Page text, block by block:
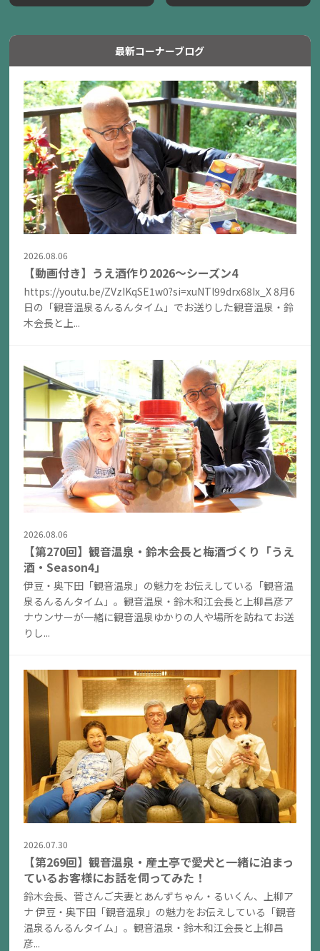
最新コーナーブログ
2026.08.06
【動画付き】うえ酒作り2026～シーズン4
https://youtu.be/ZVzIKqSE1w0?si=xuNTl99drx68Ix_X 8月6
日の「観音温泉るんるんタイム」でお送りした観音温泉・鈴
木会長と上...
2026.08.06
【第270回】観音温泉・鈴木会長と梅酒づくり「うえ
酒・Season4」
伊豆・奥下田「観音温泉」の魅力をお伝えしている「観音温
泉るんるんタイム」。観音温泉・鈴木和江会長と上柳昌彦ア
ナウンサーが一緒に観音温泉ゆかりの人や場所を訪ねてお送
りし...
2026.07.30
【第269回】観音温泉・産土亭で愛犬と一緒に泊まっ
ているお客様にお話を伺ってみた！
鈴木会長、菅さんご夫妻とあんずちゃん・るいくん、上柳ア
ナ 伊豆・奥下田「観音温泉」の魅力をお伝えしている「観音
温泉るんるんタイム」。観音温泉・鈴木和江会長と上柳昌
彦...